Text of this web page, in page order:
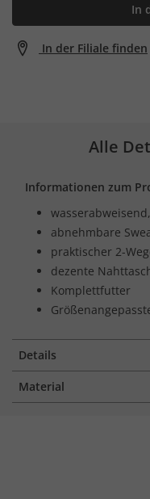
In
In der Filiale finden
Alle
Informationen zum
abnehmbare
praktischer 2-
dezente
Komplettfutter
Details
Material